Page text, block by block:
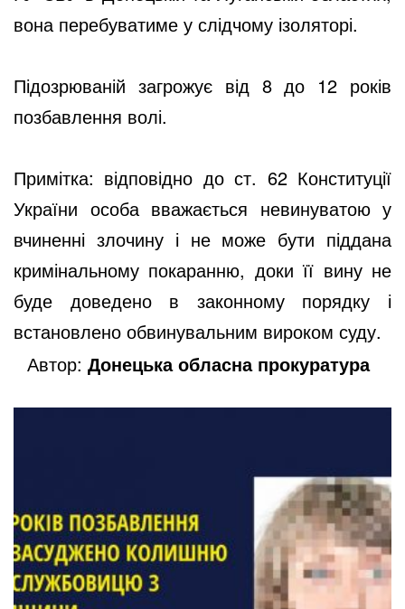
вона перебуватиме у слідчому ізоляторі.
Підозрюваній загрожує від 8 до 12 років
позбавлення волі.
Примітка: відповідно до ст. 62 Конституції
України особа вважається невинуватою у
вчиненні злочину і не може бути піддана
кримінальному покаранню, доки її вину не
буде доведено в законному порядку і
встановлено обвинувальним вироком суду.
Автор: Донецька обласна прокуратура